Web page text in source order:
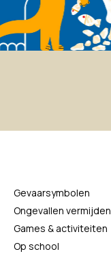
Gevaarsymbolen
Ongevallen vermijden
Games & activiteiten
Op school